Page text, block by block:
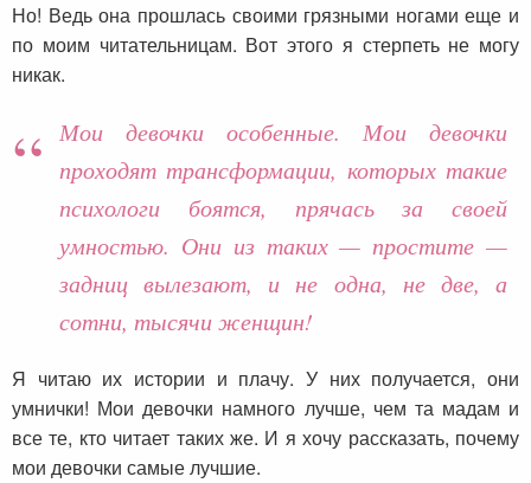
Но! Ведь она прошлась своими грязными ногами еще и
по моим читательницам. Вот этого я стерпеть не могу
никак.
Мои девочки особенные. Мои девочки
проходят трансформации, которых такие
психологи боятся, прячась за своей
умностью. Они из таких — простите —
задниц вылезают, и не одна, не две, а
сотни, тысячи женщин!
Я читаю их истории и плачу. У них получается, они
умнички! Мои девочки намного лучше, чем та мадам и
все те, кто читает таких же. И я хочу рассказать, почему
мои девочки самые лучшие.